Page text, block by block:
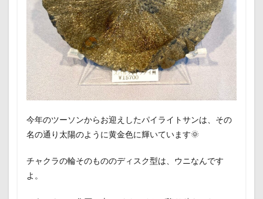
今年のツーソンからお迎えしたパイライトサンは、その
名の通り太陽のように黄金色に輝いています🌞
チャクラの輪そのもののディスク型は、ウニなんです
よ。